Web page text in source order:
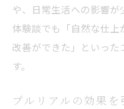
や、日常生活への影響が
体験談でも「自然な仕
改善ができた」といった
す。
プルリアルの効果